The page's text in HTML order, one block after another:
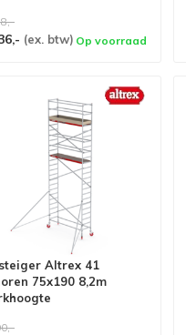
(ex. btw) Op voorraad
Altrex 41
75x190 8,2m